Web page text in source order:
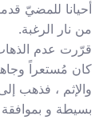
أحيانا للمضيّ
من نار الرغبة.
قرّرت عدم
كان مُستعراً
والإثم ، فذهب
بسيطة و